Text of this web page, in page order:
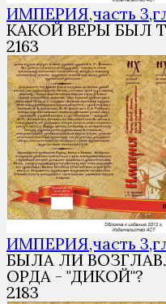
ИМПЕРИЯ,часть
КАКОЙ ВЕРЫ БЫЛ
2163
ИМПЕРИЯ,часть
БЫЛА ЛИ
ОРДА - "ДИКОЙ"?
2183